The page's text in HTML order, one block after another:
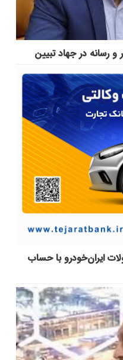
رسانه در جهاد تبیین
ایران‌خودرو با حساب